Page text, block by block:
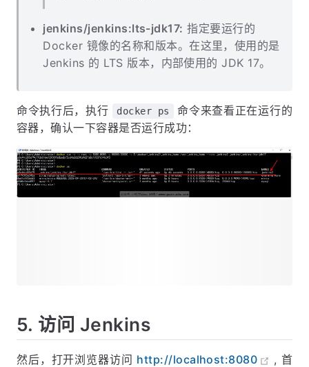
jenkins/jenkins:lts-jdk17: 指定要运行的
Docker 镜像的名称和版本。在这里，使用的是
Jenkins 的 LTS 版本，内部使用的 JDK 17。
命令执行后，执行 docker ps
命令来查看正在运行的
容器，确认一下容器是否运行成功：
5. 访问 Jenkins
然后，打开浏览器访问 http://localhost:8080
, 首